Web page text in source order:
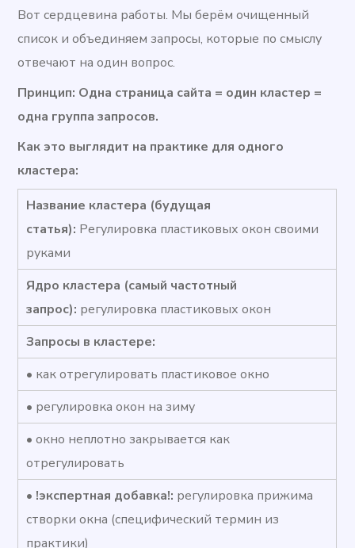
Вот сердцевина работы. Мы берём очищенный
список и объединяем запросы, которые по смыслу
отвечают на один вопрос.
Принцип: Одна страница сайта = один кластер =
одна группа запросов.
Как это выглядит на практике для одного
кластера:
Название кластера (будущая
статья): Регулировка пластиковых окон своими
руками
Ядро кластера (самый частотный
запрос): регулировка пластиковых окон
Запросы в кластере:
• как отрегулировать пластиковое окно
• регулировка окон на зиму
• окно неплотно закрывается как
отрегулировать
• !экспертная добавка!: регулировка прижима
створки окна (специфический термин из
практики)